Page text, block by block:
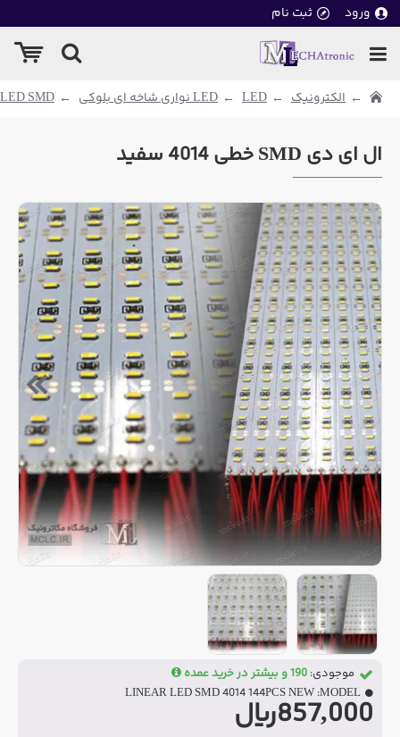
ورود ثبت نام
الکترونیک LED LED نواری شاخه ای بلوکی LED SMD شاخه ای
ال ای دی SMD خطی 4014 سفید
857,000ریال
موجودی: 190 و بیشتر در خرید عمده
MODEL:
LINEAR LED SMD 4014 144PCS NEW